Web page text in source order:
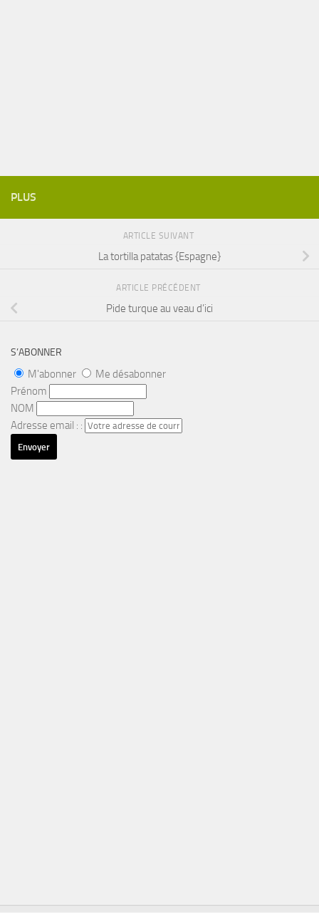
PLUS
ARTICLE SUIVANT
La tortilla patatas {Espagne}
ARTICLE PRÉCÉDENT
Pide turque au veau d’ici
S’ABONNER
M'abonner
Me désabonner
Prénom
NOM
Adresse email : :